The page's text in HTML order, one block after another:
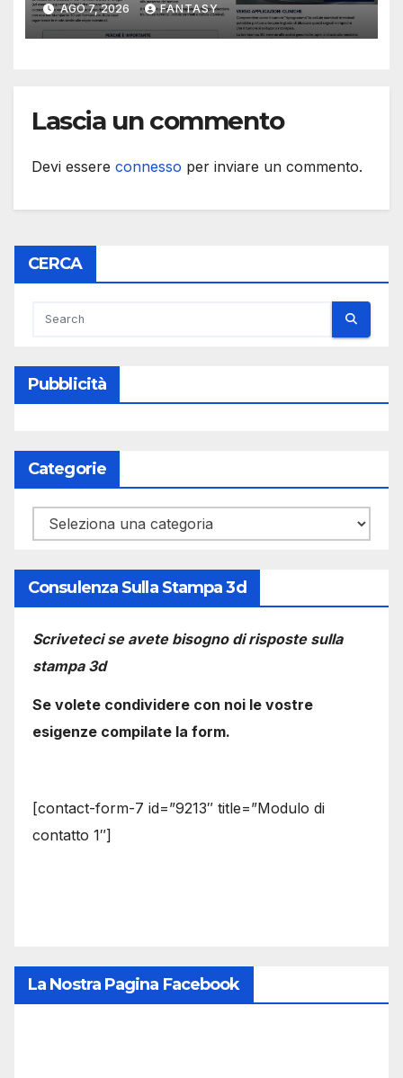
e cellule staminali
AGO 7, 2026 FANTASY
Lascia un commento
Devi essere connesso per inviare un commento.
CERCA
Pubblicità
Categorie
Categorie
Consulenza Sulla Stampa 3d
Scriveteci se avete bisogno di risposte sulla
stampa 3d
Se volete condividere con noi le vostre
esigenze compilate la form.
[contact-form-7 id=”9213″ title=”Modulo di
contatto 1″]
La Nostra Pagina Facebook